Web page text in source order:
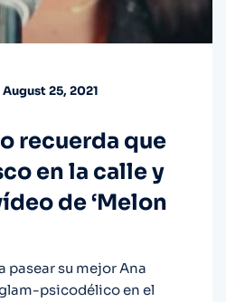
August 25, 2021
recuerda que
en la calle y
de ‘Melon
pasear su mejor Ana
psicodélico en el